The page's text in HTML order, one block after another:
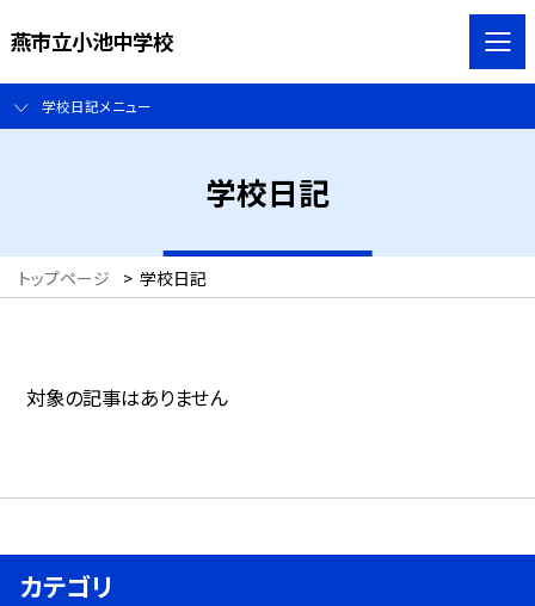
燕市立小池中学校
学校日記メニュー
学校日記
トップページ > 学校日記
対象の記事はありません
カテゴリ